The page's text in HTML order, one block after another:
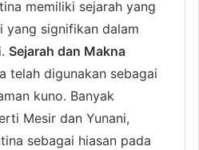
memiliki sejarah yang
yang signifikan dalam
Sejarah dan Makna
telah digunakan sebagai
kuno. Banyak
Mesir dan Yunani,
sebagai hiasan pada